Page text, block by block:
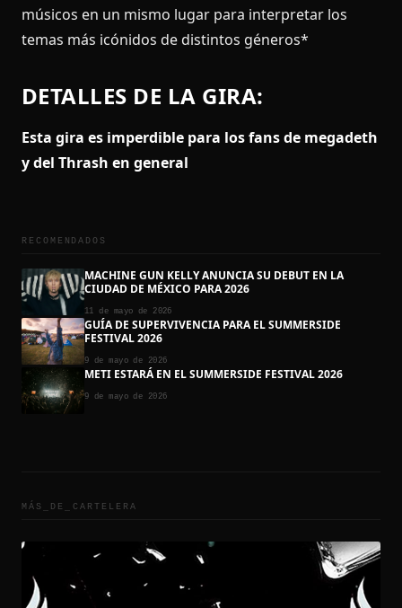
músicos en un mismo lugar para interpretar los
temas más icónidos de distintos géneros*
DETALLES DE LA GIRA:
Esta gira es imperdible para los fans de megadeth
y del Thrash en general
RECOMENDADOS
MACHINE GUN KELLY ANUNCIA SU DEBUT EN LA
CIUDAD DE MÉXICO PARA 2026
11 de mayo de 2026
GUÍA DE SUPERVIVENCIA PARA EL SUMMERSIDE
FESTIVAL 2026
9 de mayo de 2026
METI ESTARÁ EN EL SUMMERSIDE FESTIVAL 2026
9 de mayo de 2026
MÁS_DE_ CARTELERA